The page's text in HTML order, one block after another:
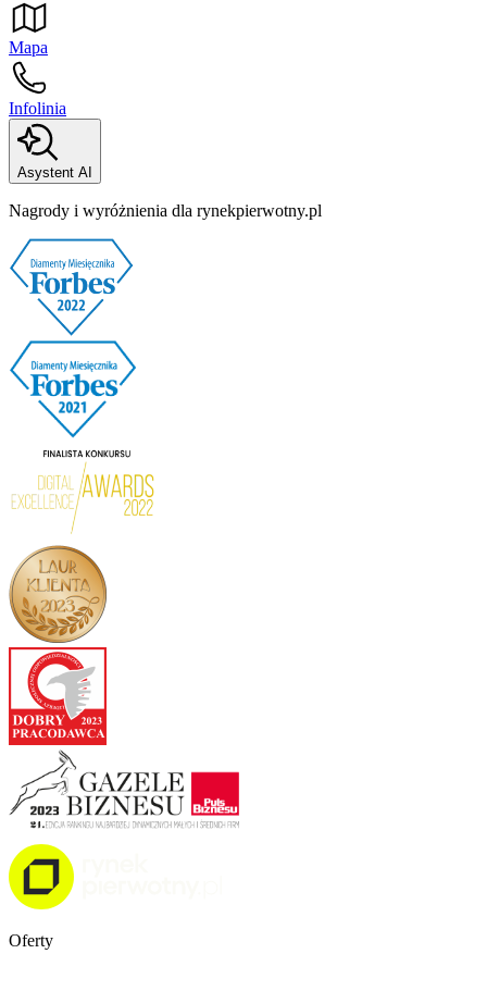
Mapa
Infolinia
Asystent AI
Nagrody i wyróżnienia dla rynekpierwotny.pl
Oferty